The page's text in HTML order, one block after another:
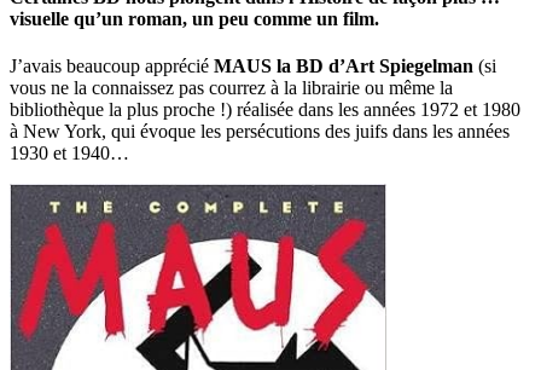
visuelle qu’un roman, un peu comme un film.
J’avais beaucoup apprécié MAUS la BD d’Art Spiegelman (si
vous ne la connaissez pas courrez à la librairie ou même la
bibliothèque la plus proche !) réalisée dans les années 1972 et 1980
à New York, qui évoque les persécutions des juifs dans les années
1930 et 1940…